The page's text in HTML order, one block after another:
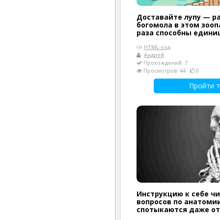
Доставайте лупу —
богомола в этом
раза способны
HTML-код
Андрей
Прохождений: 7
Просмотров: 44
0
Пройти
Инструкцию к себе
вопросов по
спотыкаются даже